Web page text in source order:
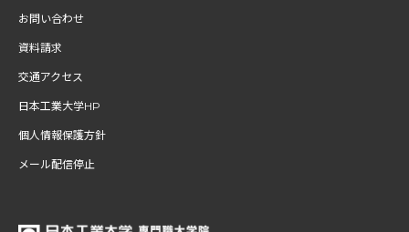
お問い合わせ
資料請求
交通アクセス
日本工業大学HP
個人情報保護方針
メール配信停止